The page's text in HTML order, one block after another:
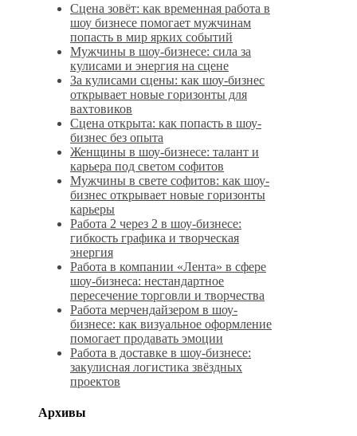
Сцена зовёт: как временная работа в
шоу бизнесе помогает мужчинам
попасть в мир ярких событий
Мужчины в шоу-бизнесе: сила за
кулисами и энергия на сцене
За кулисами сцены: как шоу-бизнес
открывает новые горизонты для
вахтовиков
Сцена открыта: как попасть в шоу-
бизнес без опыта
Женщины в шоу-бизнесе: талант и
карьера под светом софитов
Мужчины в свете софитов: как шоу-
бизнес открывает новые горизонты
карьеры
Работа 2 через 2 в шоу-бизнесе:
гибкость графика и творческая
энергия
Работа в компании «Лента» в сфере
шоу-бизнеса: нестандартное
пересечение торговли и творчества
Работа мерчендайзером в шоу-
бизнесе: как визуальное оформление
помогает продавать эмоции
Работа в доставке в шоу-бизнесе:
закулисная логистика звёздных
проектов
Архивы